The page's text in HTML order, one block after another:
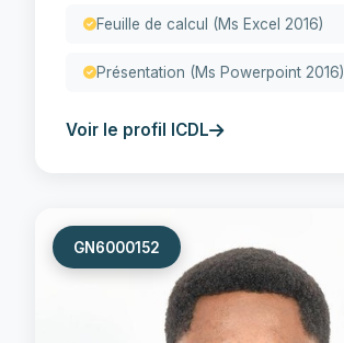
Feuille de calcul (Ms Excel 2016)
Présentation (Ms Powerpoint 2016)
Voir le profil ICDL
GN6000152